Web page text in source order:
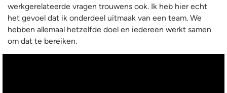
werkgerelateerde vragen trouwens ook. Ik heb hier echt
het gevoel dat ik onderdeel uitmaak van een team. We
hebben allemaal hetzelfde doel en iedereen werkt samen
om dat te bereiken.